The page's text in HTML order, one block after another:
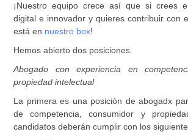
¡Nuestro equipo crece así que si crees
digital e innovador y quieres contribuir con
está en nuestro box!
Hemos abierto dos posiciones.
Abogado con experiencia en
propiedad intelectual
La primera es una posición de abogadx
decompetencia, consumidor y
candidatos deberán cumplir con los